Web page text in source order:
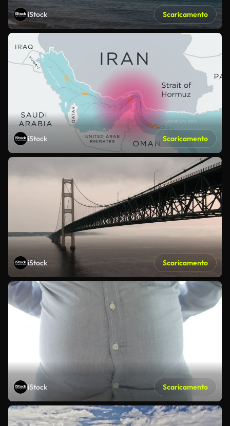
iStock Scaricamento
iStock Scaricamento
iStock Scaricamento
iStock Scaricamento